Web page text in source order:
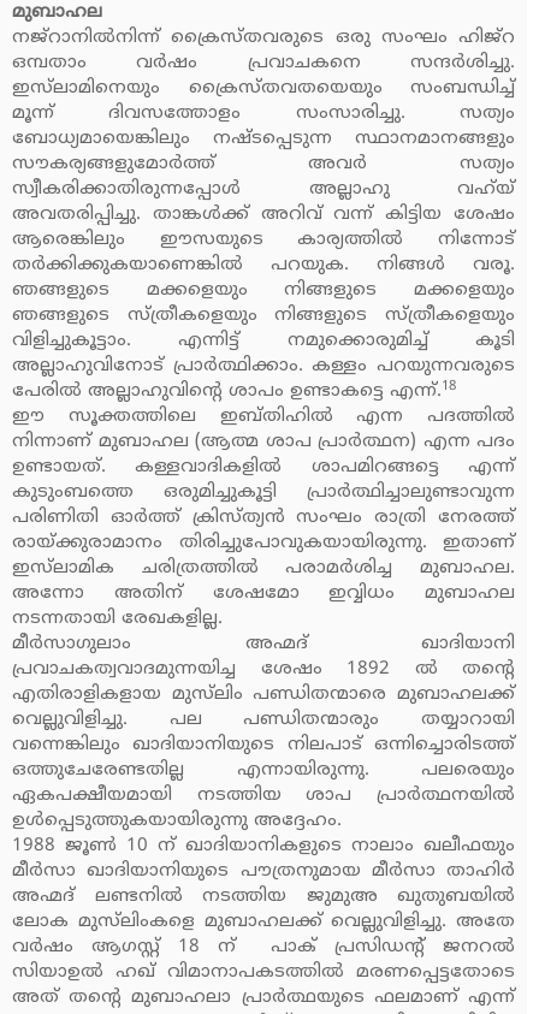
മുബാഹല
നജ്‌റാനില്‍നിന്ന് ക്രൈസ്തവരുടെ ഒരു സംഘം ഹിജ്‌റ
ഒമ്പതാം വര്‍ഷം പ്രവാചകനെ സന്ദര്‍ശിച്ചു.
ഇസ്‌ലാമിനെയും ക്രൈസ്തവതയെയും സംബന്ധിച്ച്
മൂന്ന് ദിവസത്തോളം സംസാരിച്ചു. സത്യം
ബോധ്യമായെങ്കിലും നഷ്ടപ്പെടുന്ന സ്ഥാനമാനങ്ങളും
സൗകര്യങ്ങളുമോര്‍ത്ത് അവര്‍ സത്യം
സ്വീകരിക്കാതിരുന്നപ്പോള്‍ അല്ലാഹു വഹ്‌യ്
അവതരിപ്പിച്ചു. താങ്കള്‍ക്ക് അറിവ് വന്ന് കിട്ടിയ ശേഷം
ആരെങ്കിലും ഈസയുടെ കാര്യത്തില്‍ നിന്നോട്
തര്‍ക്കിക്കുകയാണെങ്കില്‍ പറയുക. നിങ്ങള്‍ വരൂ.
ഞങ്ങളുടെ മക്കളെയും നിങ്ങളുടെ മക്കളെയും
ഞങ്ങളുടെ സ്ത്രീകളെയും നിങ്ങളുടെ സ്ത്രീകളെയും
വിളിച്ചുകൂട്ടാം. എന്നിട്ട് നമുക്കൊരുമിച്ച് കൂടി
അല്ലാഹുവിനോട് പ്രാര്‍ത്ഥിക്കാം. കള്ളം പറയുന്നവരുടെ
പേരില്‍ അല്ലാഹുവിന്റെ ശാപം ഉണ്ടാകട്ടെ എന്ന്.18
ഈ സൂക്തത്തിലെ ഇബ്തിഹില്‍ എന്ന പദത്തില്‍
നിന്നാണ് മുബാഹല (ആത്മ ശാപ പ്രാര്‍ത്ഥന) എന്ന പദം
ഉണ്ടായത്. കള്ളവാദികളില്‍ ശാപമിറങ്ങട്ടെ എന്ന്
കുടുംബത്തെ ഒരുമിച്ചുകൂട്ടി പ്രാര്‍ത്ഥിച്ചാലുണ്ടാവുന്ന
പരിണിതി ഓര്‍ത്ത് ക്രിസ്ത്യന്‍ സംഘം രാത്രി നേരത്ത്
രായ്ക്കുരാമാനം തിരിച്ചുപോവുകയായിരുന്നു. ഇതാണ്
ഇസ്‌ലാമിക ചരിത്രത്തില്‍ പരാമര്‍ശിച്ച മുബാഹല.
അന്നോ അതിന് ശേഷമോ ഇവ്വിധം മുബാഹല
നടന്നതായി രേഖകളില്ല.
മീര്‍സാഗുലാം അഹ്മദ് ഖാദിയാനി
പ്രവാചകത്വവാദമുന്നയിച്ച ശേഷം 1892 ല്‍ തന്റെ
എതിരാളികളായ മുസ്‌ലിം പണ്ഡിതന്മാരെ മുബാഹലക്ക്
വെല്ലുവിളിച്ചു. പല പണ്ഡിതന്മാരും തയ്യാറായി
വന്നെങ്കിലും ഖാദിയാനിയുടെ നിലപാട് ഒന്നിച്ചൊരിടത്ത്
ഒത്തുചേരേണ്ടതില്ല എന്നായിരുന്നു. പലരെയും
ഏകപക്ഷീയമായി നടത്തിയ ശാപ പ്രാര്‍ത്ഥനയില്‍
ഉള്‍പ്പെടുത്തുകയായിരുന്നു അദ്ദേഹം.
1988 ജൂണ്‍ 10 ന് ഖാദിയാനികളുടെ നാലാം ഖലീഫയും
മീര്‍സാ ഖാദിയാനിയുടെ പൗത്രനുമായ മീര്‍സാ താഹിര്‍
അഹ്മദ് ലണ്ടനില്‍ നടത്തിയ ജുമുഅ ഖുതുബയില്‍
ലോക മുസ്‌ലിംകളെ മുബാഹലക്ക് വെല്ലുവിളിച്ചു. അതേ
വര്‍ഷം ആഗസ്റ്റ് 18 ന് പാക് പ്രസിഡന്റ് ജനറല്‍
സിയാഉല്‍ ഹഖ് വിമാനാപകടത്തില്‍ മരണപ്പെട്ടതോടെ
അത് തന്റെ മുബാഹലാ പ്രാര്‍ത്ഥയുടെ ഫലമാണ് എന്ന്